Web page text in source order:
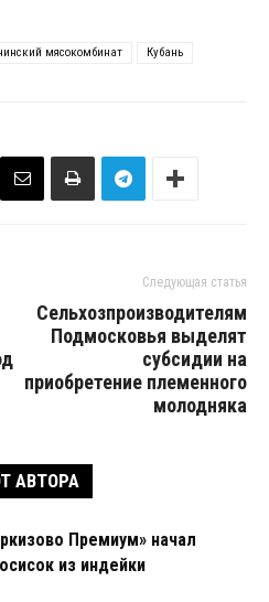
мясокомбинат Кубань
Следующая статья
Сельхозпроизводителям
Подмосковья выделят
субсидии на
приобретение племенного
молодняка
АВТОРА
Премиум» начал
из индейки